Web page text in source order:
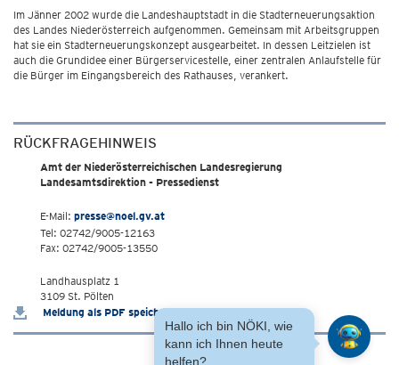
Im Jänner 2002 wurde die Landeshauptstadt in die Stadterneuerungsaktion
des Landes Niederösterreich aufgenommen. Gemeinsam mit Arbeitsgruppen
hat sie ein Stadterneuerungskonzept ausgearbeitet. In dessen Leitzielen ist
auch die Grundidee einer Bürgerservicestelle, einer zentralen Anlaufstelle für
die Bürger im Eingangsbereich des Rathauses, verankert.
RÜCKFRAGEHINWEIS
Amt der Niederösterreichischen Landesregierung
Landesamtsdirektion - Pressedienst
E-Mail: presse@noel.gv.at
Tel: 02742/9005-12163
Fax: 02742/9005-13550
Landhausplatz 1
3109 St. Pölten
Meldung als PDF speichern
Hallo ich bin NÖKI, wie
kann ich Ihnen heute
helfen?